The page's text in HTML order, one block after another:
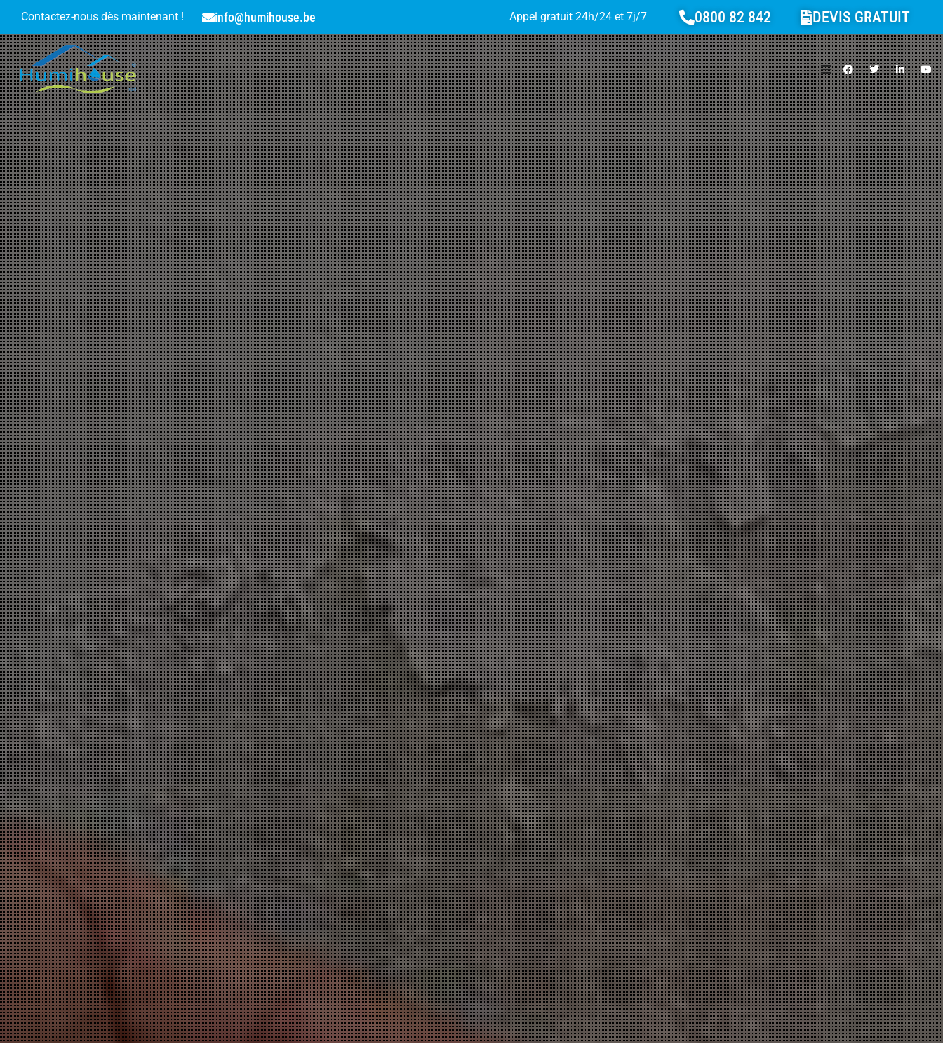
Contactez-nous dès maintenant ! info@humihouse.be Appel gratuit 24h/24 et 7j/7 0800 82 842 DEVIS GRATUIT